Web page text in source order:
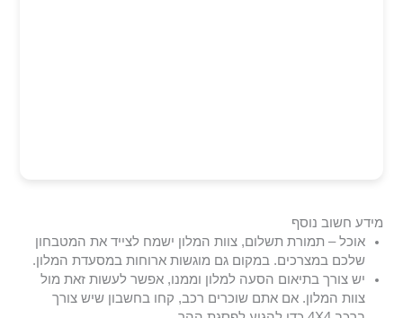
מידע חשוב נוסף
אוכל – תמורת תשלום, צוות המלון ישמח לצייד את המטבחון
שלכם במצרכים. במקום גם מוגשות ארוחות במסעדת המלון.
יש צורך בתיאום הסעה למלון וממנו, אפשר לעשות זאת מול
צוות המלון. אם אתם שוכרים רכב, קחו בחשבון שיש צורך